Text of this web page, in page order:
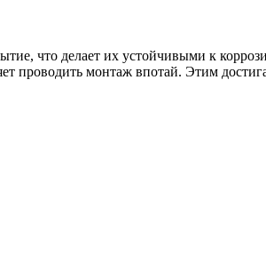
что делает их устойчивыми к
проводить монтаж впотай. Этим